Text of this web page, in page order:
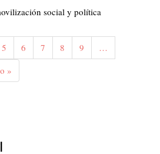
social y política
Página
5 Página
6 Página
7 Página
8 Página
9
…
»